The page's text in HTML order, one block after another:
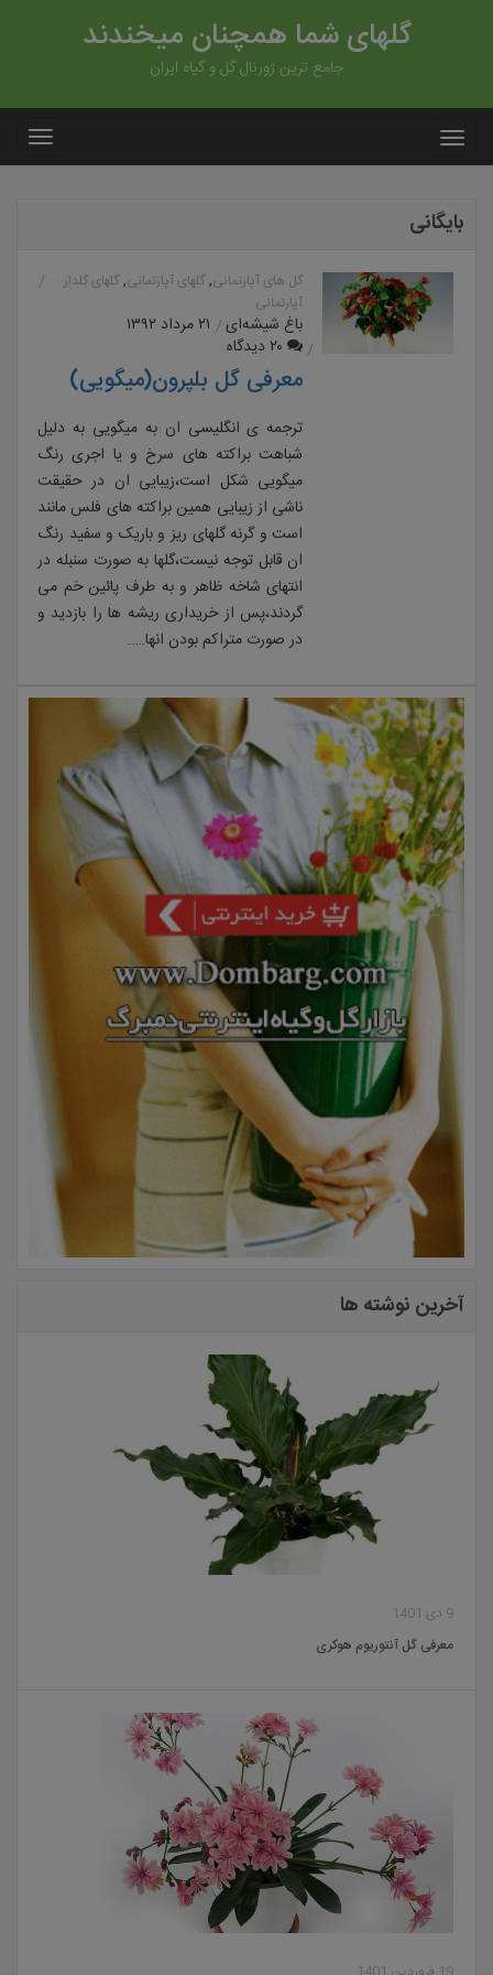
گلهای شما همچنان میخندند
جامع ترین ژورنال گل و گیاه ایران
بایگانی
گل های آپارتمانی, گلهای آپارتمانی, گلهای گلدار
آپارتمانی
باغ شیشه‌ای
۲۱ مرداد ۱۳۹۲
۲۰ دیدگاه
معرفی گل بلپرون(میگویی)
ترجمه ی انگلیسی ان به میگویی به دلیل
شباهت براکته های سرخ و یا اجری رنگ
میگویی شکل است،زیبایی ان در حقیقت
ناشی از زیبایی همین براکته های فلس مانند
است و گرنه گلهای ریز و باریک و سفید رنگ
ان قابل توجه نیست،گلها به صورت سنبله در
انتهای شاخه ظاهر و به طرف پائین خم می
گردند،پس از خریداری ریشه ها را بازدید و
در صورت متراکم بودن انها…..
آخرین نوشته ها
9 دی 1401
معرفی گل آنتوریوم هوکری